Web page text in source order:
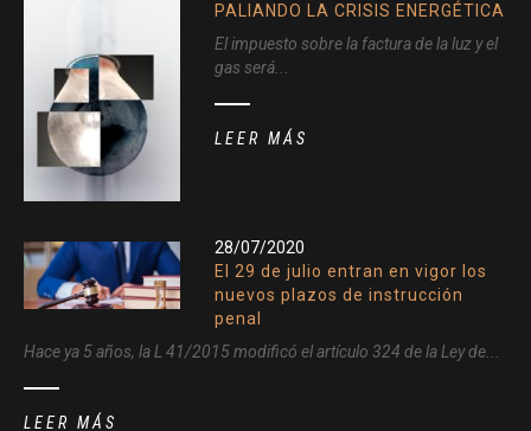
PALIANDO LA CRISIS ENERGÉTICA
El impuesto sobre la factura de la luz y el
gas será...
LEER MÁS
28/07/2020
El 29 de julio entran en vigor los
nuevos plazos de instrucción
penal
Hace ya 5 años, la L 41/2015 modificó el artículo 324 de la Ley de...
LEER MÁS